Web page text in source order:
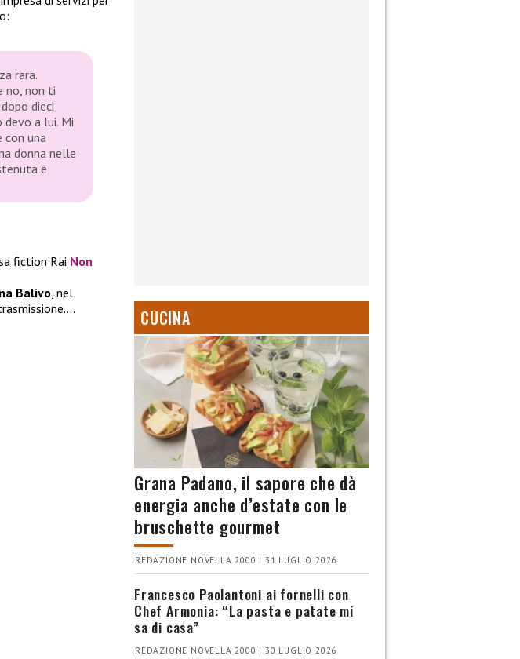
rara.
no, non ti
dieci
devo a lui. Mi
con una
donna nelle
e
fiction Rai Non
Balivo, nel
CUCINA
Grana Padano, il sapore che dà
energia anche d’estate con le
bruschette gourmet
REDAZIONE NOVELLA 2000 | 31 LUGLIO 2026
Francesco Paolantoni ai fornelli con
Chef Armonia: “La pasta e patate mi
sa di casa”
REDAZIONE NOVELLA 2000 | 30 LUGLIO 2026